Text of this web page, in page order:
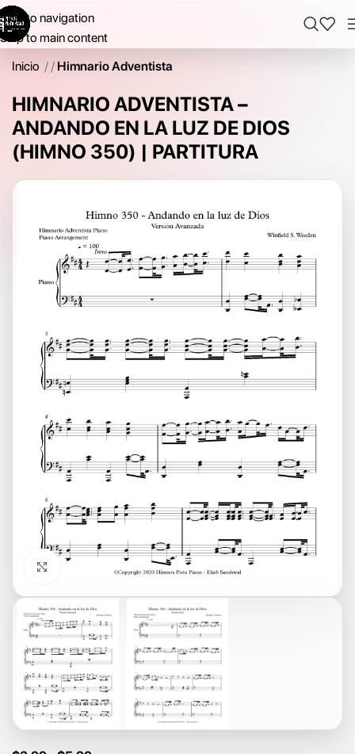
Skip to navigation
Skip to main content
Inicio / Himnario Adventista
HIMNARIO ADVENTISTA –
ANDANDO EN LA LUZ DE DIOS
(HIMNO 350) | PARTITURA